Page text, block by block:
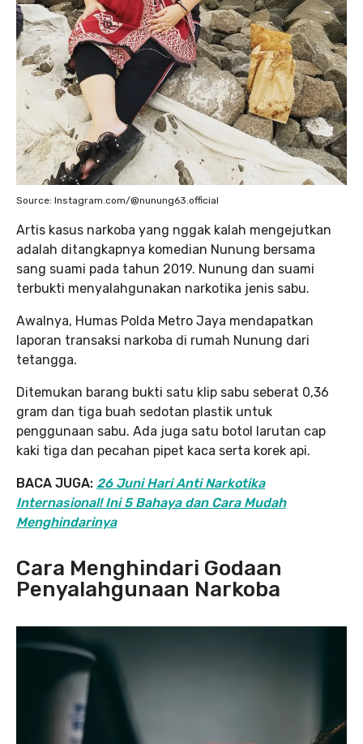
Source: Instagram.com/@nunung63.official
Artis kasus narkoba yang nggak kalah mengejutkan
adalah ditangkapnya komedian Nunung bersama
sang suami pada tahun 2019. Nunung dan suami
terbukti menyalahgunakan narkotika jenis sabu.
Awalnya, Humas Polda Metro Jaya mendapatkan
laporan transaksi narkoba di rumah Nunung dari
tetangga.
Ditemukan barang bukti satu klip sabu seberat 0,36
gram dan tiga buah sedotan plastik untuk
penggunaan sabu. Ada juga satu botol larutan cap
kaki tiga dan pecahan pipet kaca serta korek api.
BACA JUGA: 26 Juni Hari Anti Narkotika
Internasional! Ini 5 Bahaya dan Cara Mudah
Menghindarinya
Cara Menghindari Godaan
Penyalahgunaan Narkoba